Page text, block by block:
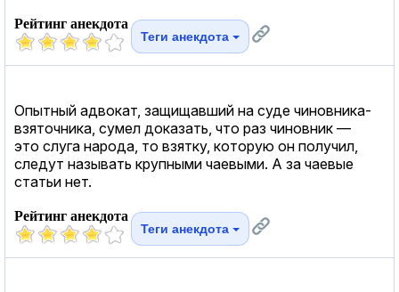
Рейтинг анекдота
Теги анекдота
Опытный адвокат, защищавший на суде чиновника-
взяточника, сумел доказать, что раз чиновник —
это слуга народа, то взятку, которую он получил,
следут называть крупными чаевыми. А за чаевые
статьи нет.
Рейтинг анекдота
Теги анекдота